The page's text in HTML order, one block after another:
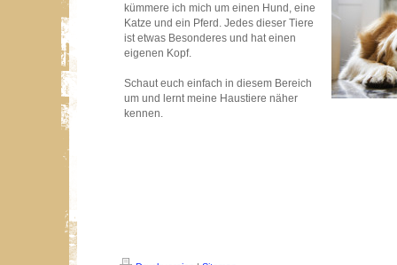
kümmere ich mich um einen Hund, eine
Katze und ein Pferd. Jedes dieser Tiere
ist etwas Besonderes und hat einen
eigenen Kopf.
Schaut euch einfach in diesem Bereich
um und lernt meine Haustiere näher
kennen.